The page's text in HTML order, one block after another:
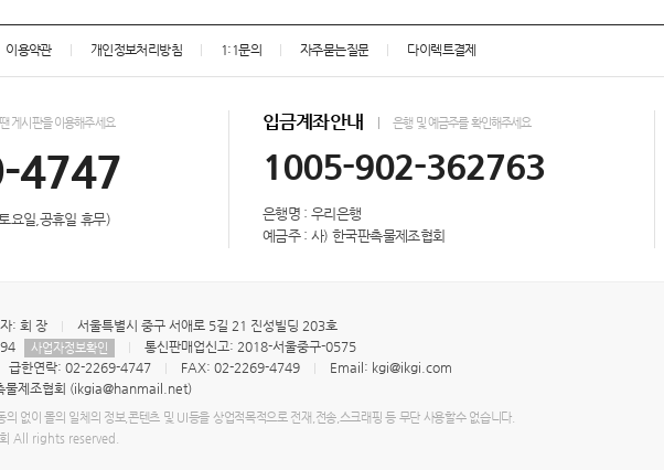
이용약관 개인정보처리방침 1:1문의 자주묻는질문 다이렉트결제
게시판을 이용해주세요
4747
요일,공휴일 휴무)
입금계좌안내 은행 및 예금주를 확인해주세요
1005-902-362763
은행명 : 우리은행
예금주 : 사) 한국판촉물제조협회
: 회 장
서울특별시 중구 서애로 5길 21 진성빌딩 203호
사업자정보확인
통신판매업신고: 2018-서울중구-0575
급한연락: 02-2269-4747 FAX: 02-2269-4749
Email: kgi@ikgi.com
물제조협회 (ikgia@hanmail.net)
없이 몰의 일체의 정보,콘텐츠 및 UI등을 상업적목적으로 전재,전송,스크래핑 등 무단 사용할수 없습니다.
All rights reserved.